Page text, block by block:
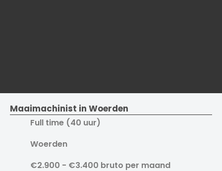
Maaimachinist in Woerden
Full time (40 uur)
Woerden
€2.900 - €3.400 bruto per maand